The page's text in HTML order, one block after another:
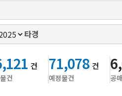
타경
건
건
71,078 건
예정물건 공매